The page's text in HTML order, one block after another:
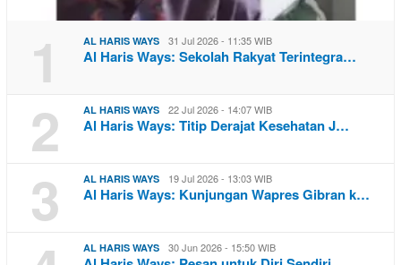
1 AL HARIS WAYS 31 Jul 2026 - 11:35 WIB
Al Haris Ways: Sekolah Rakyat Terintegra…
2 AL HARIS WAYS 22 Jul 2026 - 14:07 WIB
Al Haris Ways: Titip Derajat Kesehatan J…
3 AL HARIS WAYS 19 Jul 2026 - 13:03 WIB
Al Haris Ways: Kunjungan Wapres Gibran k…
AL HARIS WAYS 30 Jun 2026 - 15:50 WIB